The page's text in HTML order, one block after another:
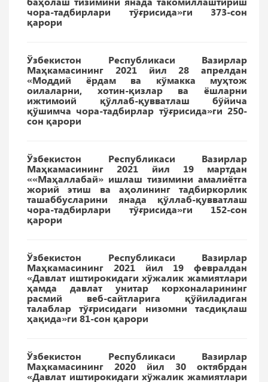
чора-тадбирлари тўғрисида»ги 373-сон
қарори
Ўзбекистон Республикаси Вазирлар
Маҳкамасининг 2021 йил 28 апрелдан
«Моддий ёрдам ва кўмакка муҳтож
оилаларни, хотин-қизлар ва ёшларни
ижтимоий қўллаб-қувватлаш бўйича
қўшимча чора-тадбирлар тўғрисида»ги 250-
сон қарори
Ўзбекистон Республикаси Вазирлар
Маҳкамасининг 2021 йил 19 мартдан
««Маҳаллабай» ишлаш тизимини амалиётга
жорий этиш ва аҳолининг тадбиркорлик
ташаббусларини янада қўллаб-қувватлаш
чора-тадбирлари тўғрисида»ги 152-сон
қарори
Ўзбекистон Республикаси Вазирлар
Маҳкамасининг 2021 йил 19 февралдан
«Давлат иштирокидаги хўжалик жамиятлари
ҳамда давлат унитар корхоналарининг
расмий веб-сайтларига қўйиладиган
талаблар тўғрисидаги низомни тасдиқлаш
ҳақида»ги 81-сон қарори
Ўзбекистон Республикаси Вазирлар
Маҳкамасининг 2020 йил 30 октябрдан
«Давлат иштирокидаги хўжалик жамиятлари